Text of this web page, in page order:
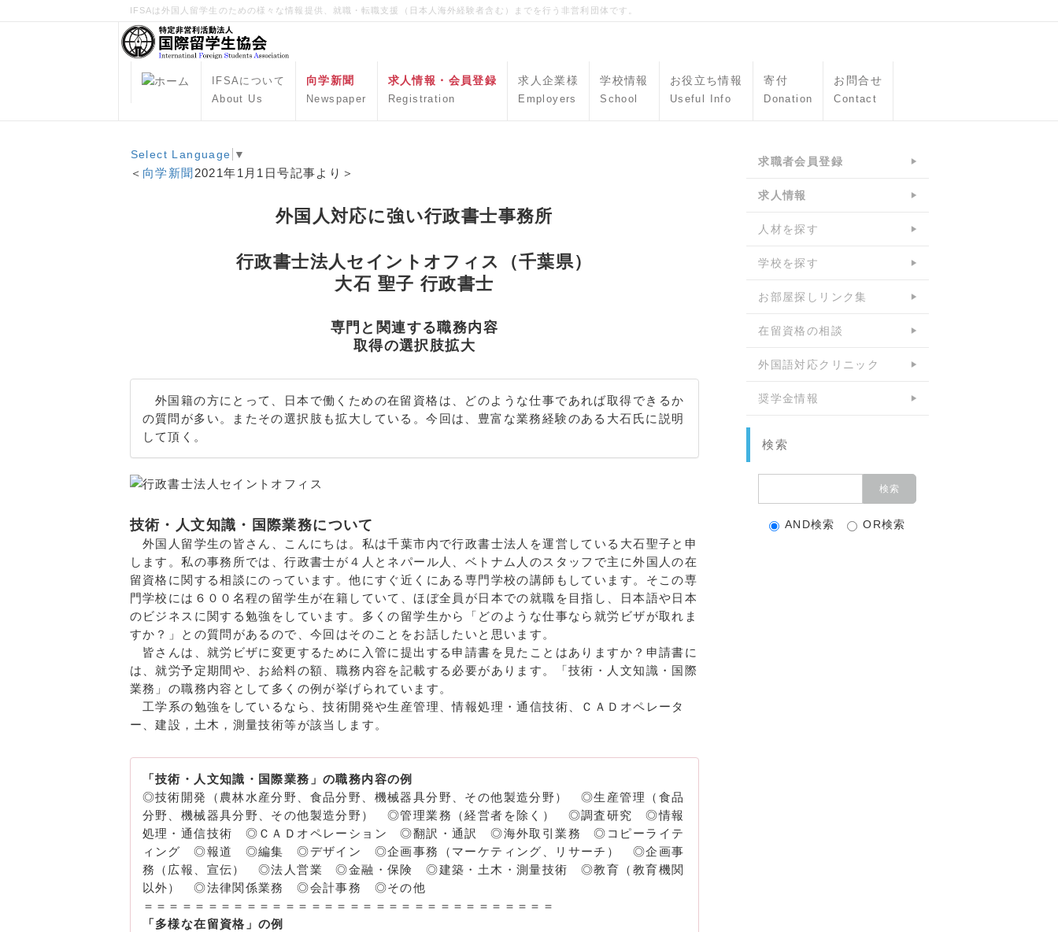
IFSAは外国人留学生のための様々な情報提供、就職・転職支援（日本人海外経験者含む）までを行う非営利団体です。
IFSAについて
About Us
向学新聞
Newspaper
求人情報・会員登録
Registration
求人企業様
Employers
学校情報
School
お役立ち情報
Useful Info
寄付
Donation
お問合せ
Contact
Select Language ▼
＜ 向学新聞 2021年1月1日号記事より＞
外国人対応に強い行政書士事務所
行政書士法人セイントオフィス（千葉県）
大石 聖子 行政書士
専門と関連する職務内容
取得の選択肢拡大
外国籍の方にとって、日本で働くための在留資格は、どのような仕事であれば取得できるか
の質問が多い。またその選択肢も拡大している。今回は、豊富な業務経験のある大石氏に説明
して頂く。
技術・人文知識・国際業務について
外国人留学生の皆さん、こんにちは。私は千葉市内で行政書士法人を運営している大石聖子と申
します。私の事務所では、行政書士が４人とネパール人、ベトナム人のスタッフで主に外国人の在
留資格に関する相談にのっています。他にすぐ近くにある専門学校の講師もしています。そこの専
門学校には６００名程の留学生が在籍していて、ほぼ全員が日本での就職を目指し、日本語や日本
のビジネスに関する勉強をしています。多くの留学生から「どのような仕事なら就労ビザが取れま
すか？」との質問があるので、今回はそのことをお話したいと思います。
皆さんは、就労ビザに変更するために入管に提出する申請書を見たことはありますか？申請書に
は、就労予定期間や、お給料の額、職務内容を記載する必要があります。「技術・人文知識・国際
業務」の職務内容として多くの例が挙げられています。
工学系の勉強をしているなら、技術開発や生産管理、情報処理・通信技術、ＣＡＤオペレータ
ー、建設，土木，測量技術等が該当します。
「技術・人文知識・国際業務」の職務内容の例
◎技術開発（農林水産分野、食品分野、機械器具分野、その他製造分野） ◎生産管理（食品
分野、機械器具分野、その他製造分野） ◎管理業務（経営者を除く） ◎調査研究 ◎情報
処理・通信技術 ◎ＣＡＤオペレーション ◎翻訳・通訳 ◎海外取引業務 ◎コピーライテ
ィング ◎報道 ◎編集 ◎デザイン ◎企画事務（マーケティング、リサーチ） ◎企画事
務（広報、宣伝） ◎法人営業 ◎金融・保険 ◎建築・土木・測量技術 ◎教育（教育機関
以外） ◎法律関係業務 ◎会計事務 ◎その他
＝＝＝＝＝＝＝＝＝＝＝＝＝＝＝＝＝＝＝＝＝＝＝＝＝＝＝＝＝＝＝＝
「多様な在留資格」の例
求職者会員登録
求人情報
人材を探す
学校を探す
お部屋探しリンク集
在留資格の相談
外国語対応クリニック
奨学金情報
検索
AND検索 OR検索